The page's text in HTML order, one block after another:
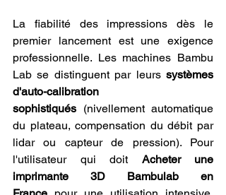
La fiabilité des impressions dès le
premier lancement est une exigence
professionnelle. Les machines Bambu
Lab se distinguent par leurs systèmes
d'auto-calibration
sophistiqués (nivellement automatique
du plateau, compensation du débit par
lidar ou capteur de pression). Pour
l'utilisateur qui doit Acheter une
imprimante 3D Bambulab en